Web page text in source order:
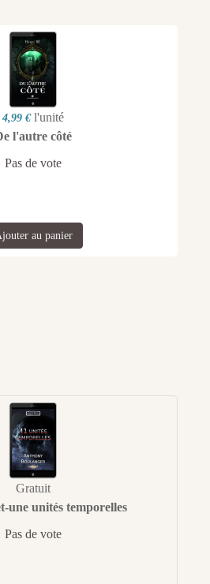
4,99 € l'unité
l'autre côté
Pas de vote
au panier
Gratuit
une unités temporelles
Pas de vote